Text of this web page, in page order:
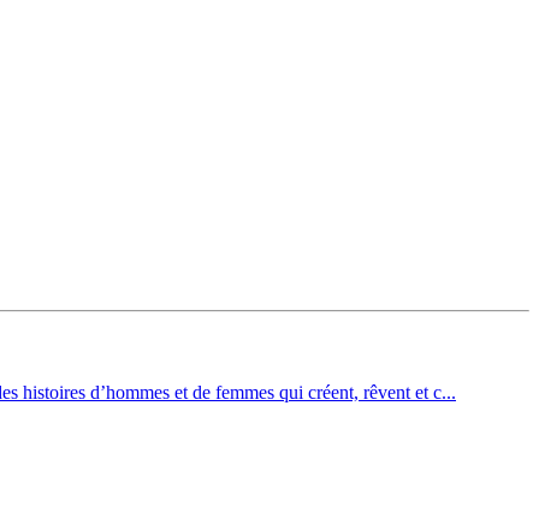
histoires d’hommes et de femmes qui créent, rêvent et c...